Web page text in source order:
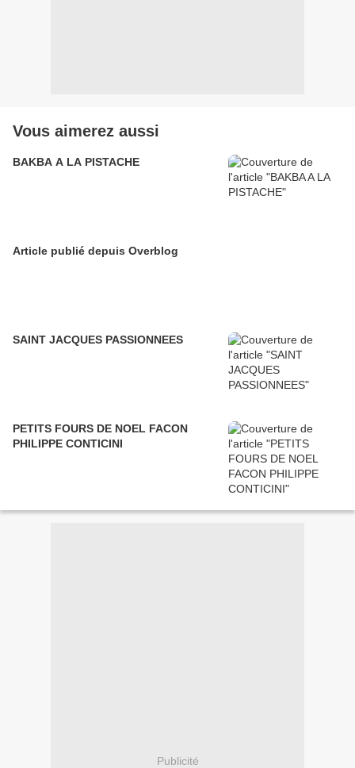
Vous aimerez aussi
BAKBA A LA PISTACHE
Article publié depuis Overblog
SAINT JACQUES PASSIONNEES
PETITS FOURS DE NOEL FACON
PHILIPPE CONTICINI
Publicité